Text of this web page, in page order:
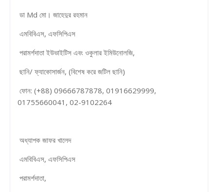
ডা Md মো। জাহেদুর রহমান
এমবিবিএস, এফসিপিএস
পরামর্শদাতা ইউভাইটিস এবং ওকুলার ইমিউনোলজি,
ছানি/ ফ্যাকোসার্জন, (বিশেষ করে জটিল ছানি)
ফোন: (+88) 09666787878, 01916629999,
01755660041, 02-9102264
অধ্যাপক জাফর খালেদ
এমবিবিএস, এফসিপিএস
পরামর্শদাতা,